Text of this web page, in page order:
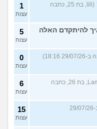
(lili, בת 25, כתבה
1
עצות
להיתקדם האלה 5
עצות
0
עצות
(Lamali, בת 26, כתבה
6
עצות
(אנונימית, בת 25, כתבה ב-29/07/26
15
עצות